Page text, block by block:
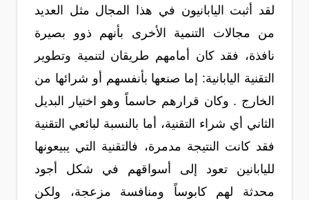
لقد أثبت اليابانيون في هذا المجال مثل العديد
من مجالات التنمية الأخرى بأنهم ذوو بصيرة
نافذة، فقد كان أمامهم طريقان لتنمية وتطوير
التقنية اليابانية: إما صنعها بأنفسهم أو شرائها من
الخارج . وكان قرارهم حاسماً وهو اختيار البديل
الثاني أي شراء التقنية، أما بالنسبة لبائعي التقنية
فقد كانت النتيجة مدمرة، فالتقنية التي يبيعونها
لليابانين تعود إلى أسواقهم في شكل أجود
محدثة لهم كابوساً ومنافسة مزعجة، ولكن